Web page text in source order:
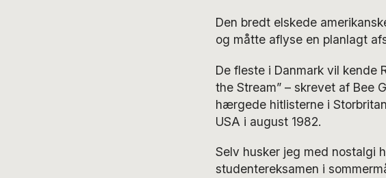
Den bredt elskede
og måtte aflyse en planlagt
De fleste i Danmark vil kende
the Stream” – skrevet af Bee
hærgede hitlisterne i
USA i august 1982.
Selv husker jeg med nostalgi
studentereksamen i